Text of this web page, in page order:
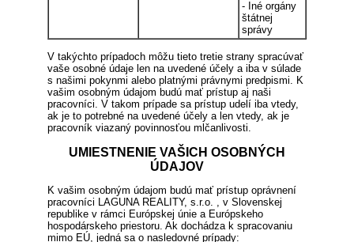
- Iné orgány
štátnej
správy
V takýchto prípadoch môžu tieto tretie strany spracúvať
vaše osobné údaje len na uvedené účely a iba v súlade
s našimi pokynmi alebo platnými právnymi predpismi. K
vašim osobným údajom budú mať prístup aj naši
pracovníci. V takom prípade sa prístup udelí iba vtedy,
ak je to potrebné na uvedené účely a len vtedy, ak je
pracovník viazaný povinnosťou mlčanlivosti.
UMIESTNENIE VAŠICH OSOBNÝCH
ÚDAJOV
K vašim osobným údajom budú mať prístup oprávnení
pracovníci LAGUNA REALITY, s.r.o. , v Slovenskej
republike v rámci Európskej únie a Európskeho
hospodárskeho priestoru. Ak dochádza k spracovaniu
mimo EÚ, jedná sa o nasledovné prípady: